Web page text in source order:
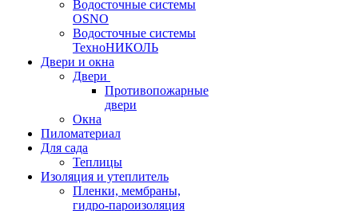
Водосточные системы
OSNO
Водосточные системы
ТехноНИКОЛЬ
Двери и окна
Двери
Противопожарные
двери
Окна
Пиломатериал
Для сада
Теплицы
Изоляция и утеплитель
Пленки, мембраны,
гидро-пароизоляция